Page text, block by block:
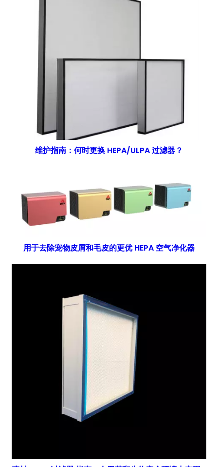
维护指南：何时更换 HEPA/ULPA 过滤器？
用于去除宠物皮屑和毛皮的更优 HEPA 空气净化器